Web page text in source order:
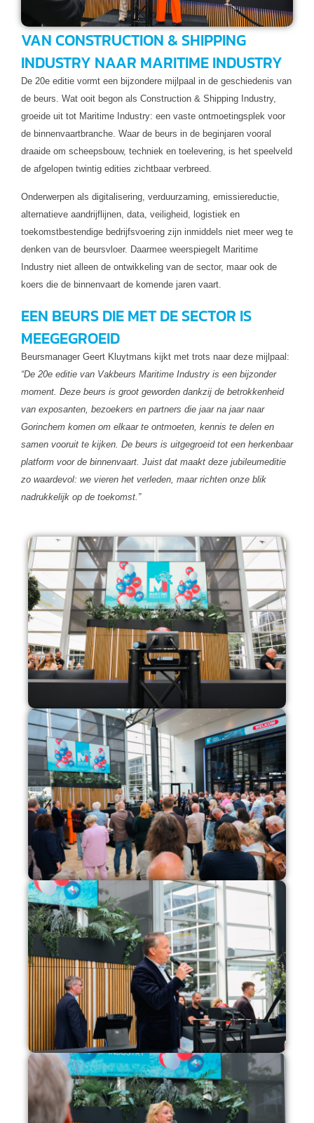
VAN CONSTRUCTION & SHIPPING
INDUSTRY NAAR MARITIME INDUSTRY
De 20e editie vormt een bijzondere mijlpaal in de geschiedenis van
de beurs. Wat ooit begon als Construction & Shipping Industry,
groeide uit tot Maritime Industry: een vaste ontmoetingsplek voor
de binnenvaartbranche. Waar de beurs in de beginjaren vooral
draaide om scheepsbouw, techniek en toelevering, is het speelveld
de afgelopen twintig edities zichtbaar verbreed.
Onderwerpen als digitalisering, verduurzaming, emissiereductie,
alternatieve aandrijflijnen, data, veiligheid, logistiek en
toekomstbestendige bedrijfsvoering zijn inmiddels niet meer weg te
denken van de beursvloer. Daarmee weerspiegelt Maritime
Industry niet alleen de ontwikkeling van de sector, maar ook de
koers die de binnenvaart de komende jaren vaart.
EEN BEURS DIE MET DE SECTOR IS
MEEGEGROEID
Beursmanager Geert Kluytmans kijkt met trots naar deze mijlpaal:
“De 20e editie van Vakbeurs Maritime Industry is een bijzonder
moment. Deze beurs is groot geworden dankzij de betrokkenheid
van exposanten, bezoekers en partners die jaar na jaar naar
Gorinchem komen om elkaar te ontmoeten, kennis te delen en
samen vooruit te kijken. De beurs is uitgegroeid tot een herkenbaar
platform voor de binnenvaart. Juist dat maakt deze jubileumeditie
zo waardevol: we vieren het verleden, maar richten onze blik
nadrukkelijk op de toekomst.”